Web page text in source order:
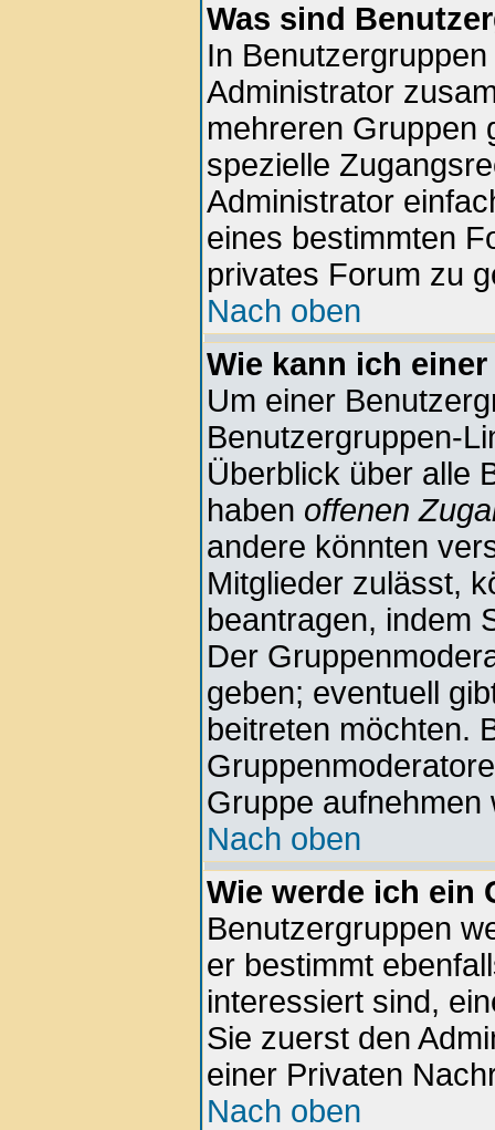
Was sind
In
Administrator
mehreren Gruppen
spezielle
Administrator
eines bestimmten
privates Forum zu
Nach oben
Wie kann ich
Um einer
Benutzergruppen-
Überblick über alle
haben offenen
andere könnten
Mitglieder zulässt,
beantragen, indem
Der
geben; eventuell
beitreten möchten.
Gruppe aufnehmen
Nach oben
Wie werde ich ein
Benutzergruppen
er bestimmt
interessiert sind,
Sie zuerst den
einer Privaten
Nach oben